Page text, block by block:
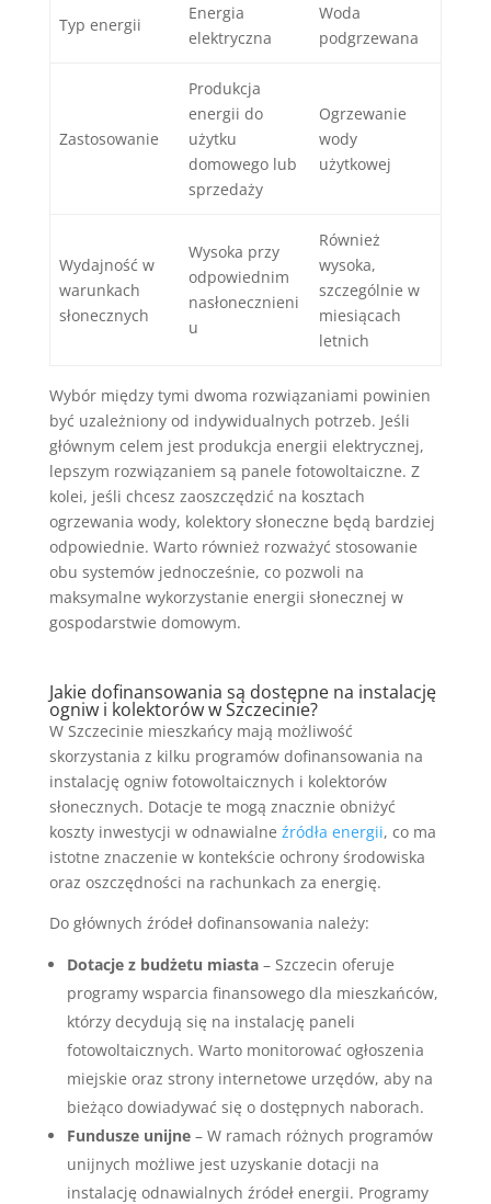
Typ energii
Energia
elektryczna
Woda
podgrzewana
Zastosowanie
Produkcja
energii do
użytku
domowego lub
sprzedaży
Ogrzewanie
wody
użytkowej
Wydajność w
warunkach
słonecznych
Wysoka przy
odpowiednim
nasłonecznieni
u
Również
wysoka,
szczególnie w
miesiącach
letnich
Wybór między tymi dwoma rozwiązaniami powinien
być uzależniony od indywidualnych potrzeb. Jeśli
głównym celem jest produkcja energii elektrycznej,
lepszym rozwiązaniem są panele fotowoltaiczne. Z
kolei, jeśli chcesz zaoszczędzić na kosztach
ogrzewania wody, kolektory słoneczne będą bardziej
odpowiednie. Warto również rozważyć stosowanie
obu systemów jednocześnie, co pozwoli na
maksymalne wykorzystanie energii słonecznej w
gospodarstwie domowym.
Jakie dofinansowania są dostępne na instalację
ogniw i kolektorów w Szczecinie?
W Szczecinie mieszkańcy mają możliwość
skorzystania z kilku programów dofinansowania na
instalację ogniw fotowoltaicznych i kolektorów
słonecznych. Dotacje te mogą znacznie obniżyć
koszty inwestycji w odnawialne źródła energii, co ma
istotne znaczenie w kontekście ochrony środowiska
oraz oszczędności na rachunkach za energię.
Do głównych źródeł dofinansowania należy:
Dotacje z budżetu miasta– Szczecin oferuje
programy wsparcia finansowego dla mieszkańców,
którzy decydują się na instalację paneli
fotowoltaicznych. Warto monitorować ogłoszenia
miejskie oraz strony internetowe urzędów, aby na
bieżąco dowiadywać się o dostępnych naborach.
Fundusze unijne– W ramach różnych programów
unijnych możliwe jest uzyskanie dotacji na
instalację odnawialnych źródeł energii. Programy